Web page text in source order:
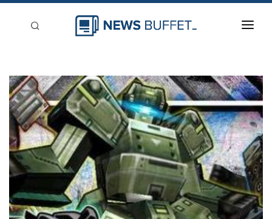
新聞稿分類
登入
刊登